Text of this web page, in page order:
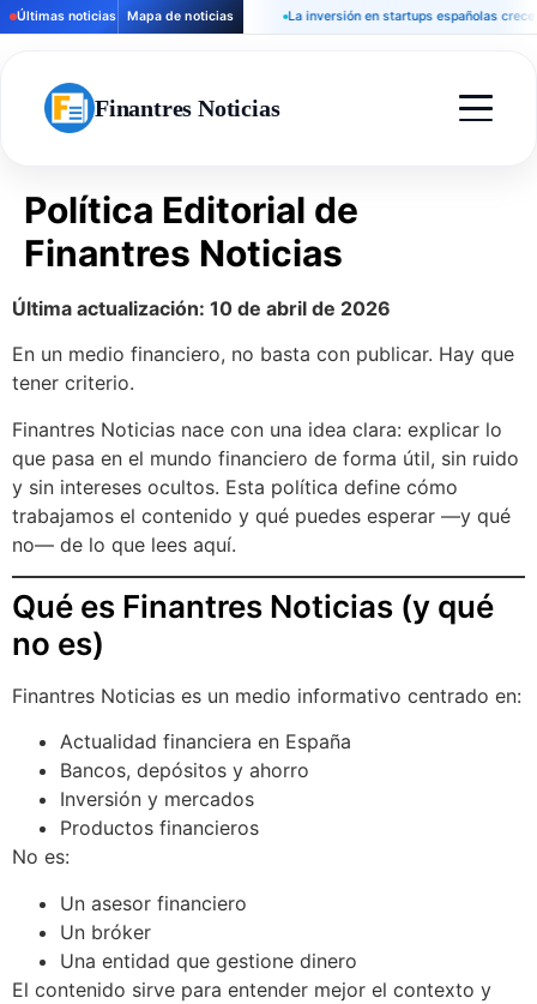
Últimas noticias Mapa de noticias La inversión en startups españolas crece
Finantres Noticias
Política Editorial de
Finantres Noticias
Última actualización: 10 de abril de 2026
En un medio financiero, no basta con publicar. Hay que
tener criterio.
Finantres Noticias nace con una idea clara: explicar lo
que pasa en el mundo financiero de forma útil, sin ruido
y sin intereses ocultos. Esta política define cómo
trabajamos el contenido y qué puedes esperar —y qué
no— de lo que lees aquí.
Qué es Finantres Noticias (y qué
no es)
Finantres Noticias es un medio informativo centrado en:
Actualidad financiera en España
Bancos, depósitos y ahorro
Inversión y mercados
Productos financieros
No es:
Un asesor financiero
Un bróker
Una entidad que gestione dinero
El contenido sirve para entender mejor el contexto y